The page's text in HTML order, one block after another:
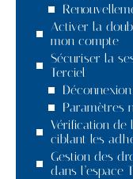
Activer la
mon compte
Sécuriser la
Terciel
Paramètres
Vérification de
ciblant les
Gestion des
dans l’espace